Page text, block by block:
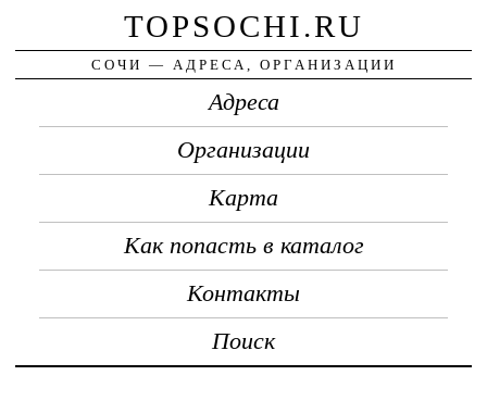
TOPSOCHI.RU
СОЧИ — АДРЕСА, ОРГАНИЗАЦИИ
Адреса
Организации
Карта
Как попасть в каталог
Контакты
Поиск